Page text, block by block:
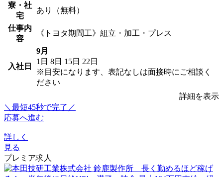
寮・社
宅
あり（無料）
仕事内
容
《トヨタ期間工》組立・加工・プレス
入社日
9月
1日 8日 15日 22日
※目安になります、表記なしは面接時にご相談く
ださい
詳細を表示
＼最短45秒で完了／
応募へ進む
詳しく
見る
プレミア求人